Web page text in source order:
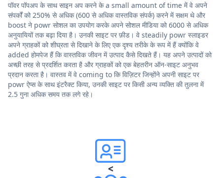
पॉवर पॉपअप के साथ साइन अप करने के a small amount of time में वे अपने
संपर्कों को 250% से अधिक (600 से अधिक वास्तविक संपर्क) करने में सक्षम थे और
boost ने powr सोशल का उपयोग करके अपने सोशल मीडिया को 6000 से अधिक
अनुयायियों तक बढ़ा दिया है। उनकी साइट पर फ़ीड। वे steadily powr स्लाइडर
अपने ग्राहकों को शीघ्रता से दिखाने के लिए एक दृश्य तरीके के रूप में हैं क्योंकि वे
added होमपेज हैं कि वास्तविक जीवन में उत्पाद कैसे दिखते हैं। यह अपने उत्पादों को
अच्छी तरह से प्रदर्शित करता है और ग्राहकों को एक बेहतरीन ऑन-साइट अनुभव
प्रदान करता है। वास्तव में वे coming to कि विज़िटर जिन्होंने अपनी साइट पर
powr ऐप्स के साथ इंटरैक्ट किया, उनकी साइट पर किसी अन्य व्यक्ति की तुलना में
2.5 गुना अधिक समय तक लगे रहे।
<